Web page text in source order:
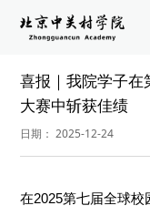
喜报｜我院学子
大赛中斩获佳绩
日期： 2025-12-24
在2025第七届全球